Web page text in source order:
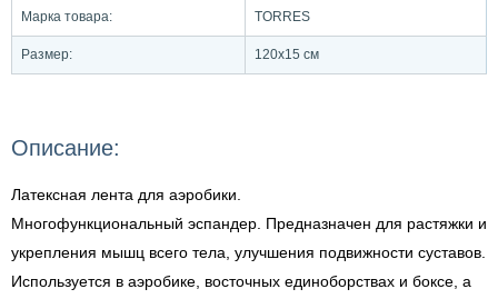
Марка товара: TORRES
Размер: 120х15 см
Описание:
Латексная лента для аэробики.
Многофункциональный эспандер. Предназначен для растяжки и
укрепления мышц всего тела, улучшения подвижности суставов.
Используется в аэробике, восточных единоборствах и боксе, а